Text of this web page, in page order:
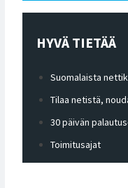
HYVÄ TIETÄÄ
Suomalaista
Tilaa netistä,
30 päivän
Toimitusajat